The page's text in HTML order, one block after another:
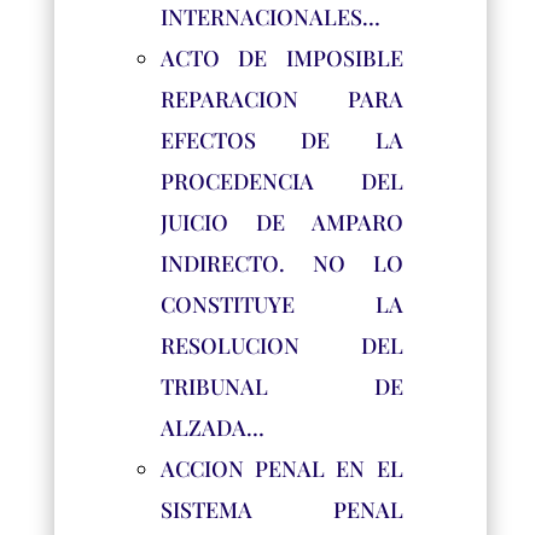
INTERNACIONALES…
ACTO DE IMPOSIBLE
REPARACION PARA
EFECTOS DE LA
PROCEDENCIA DEL
JUICIO DE AMPARO
INDIRECTO. NO LO
CONSTITUYE LA
RESOLUCION DEL
TRIBUNAL DE
ALZADA…
ACCION PENAL EN EL
SISTEMA PENAL